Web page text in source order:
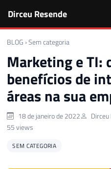
Dirceu Resende
BLOG ›Sem categoria
Marketing e TI:
benefícios de
áreas na sua
18 de janeiro de 2022
55 views
SEM CATEGORIA